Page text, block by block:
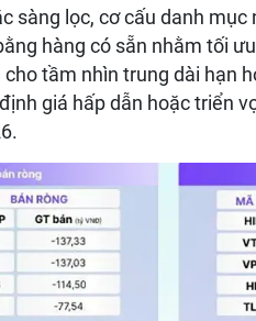
sàng lọc, cơ cấu danh
hàng có sẵn nhằm tối
tầm nhìn trung dài hạn
giá hấp dẫn hoặc triển